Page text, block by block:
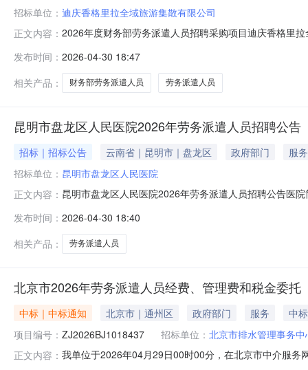
招标单位： 迪庆香格里拉全域旅游集散有限公司
正文内容： 2026年度财务部劳务派遣人员招聘采购项目迪庆香格里
1.1项目名称：迪庆香格里拉全域旅游集散有限公司2026
名（岗位：财务辅助岗1名）
发布时间： 2026-04-30 18:47
相关产品：
财务部劳务派遣人员 劳务派遣人员
昆明市盘龙区人民医院2026年劳务派遣人员招聘公告
招标｜招标公告 云南省｜昆明市｜盘龙区 政府部门
服务
招标单位： 昆明市盘龙区人民医院
正文内容： 昆明市盘龙区人民医院2026年劳务派遣人员招聘公告医
院。医院已通过呼吸专业省级重点学科创建、危重孕产
院正常运行，结合科室用人需求，拟招聘20
发布时间： 2026-04-30 18:40
相关产品：
劳务派遣人员
北京市2026年劳务派遣人员经费、管理费和税金委托
中标｜中标通知 北京市｜通州区 政府部门 服务
中
项目编号： ZJ2026BJ1018437 招标单位： 北京市排水管理事务中
正文内容： 我单位于2026年04月29日00时00分，在北京市中介服